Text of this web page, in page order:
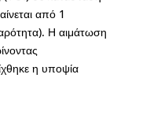
από 1
Η αιμάτωση
η υποψία